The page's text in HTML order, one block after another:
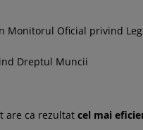
Oficial privind
Dreptul Muncii
are ca rezultat cel mai